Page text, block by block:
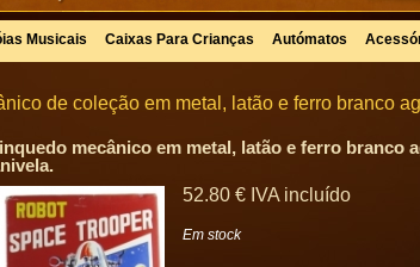
Musicais Caixas Para Crianças Autómatos
de coleção em metal, latão e ferro branco
mecânico em metal, latão e ferro branco
52.80 € IVA incluído
Em stock